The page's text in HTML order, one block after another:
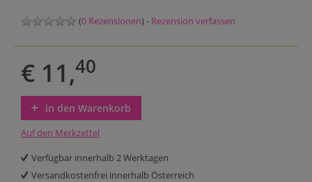
(0 Rezensionen) - Rezension verfassen
€ 11,40
in den Warenkorb
Auf den Merkzettel
Verfügbar innerhalb 2 Werktagen
Versandkostenfrei innerhalb Österreich